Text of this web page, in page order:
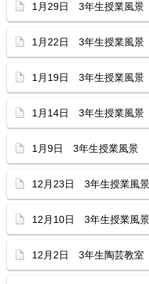
1月29日 3年生授業風景
1月22日 3年生授業風景
1月19日 3年生授業風景
1月14日 3年生授業風景
1月9日 3年生授業風景
12月23日 3年生授業風景
12月10日 3年生授業風景
12月2日 3年生陶芸教室